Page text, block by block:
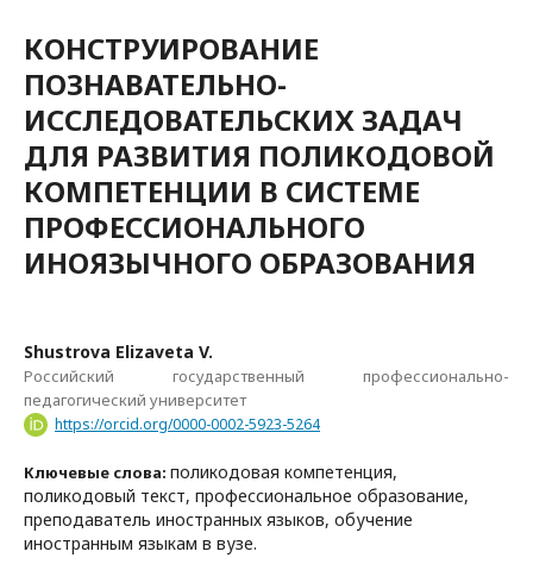
КОНСТРУИРОВАНИЕ
ПОЗНАВАТЕЛЬНО-
ИССЛЕДОВАТЕЛЬСКИХ ЗАДАЧ
ДЛЯ РАЗВИТИЯ ПОЛИКОДОВОЙ
КОМПЕТЕНЦИИ В СИСТЕМЕ
ПРОФЕССИОНАЛЬНОГО
ИНОЯЗЫЧНОГО ОБРАЗОВАНИЯ
Shustrova Elizaveta V.
Российский государственный профессионально-
педагогический университет
https://orcid.org/0000-0002-5923-5264
Ключевые слова: поликодовая компетенция,
поликодовый текст, профессиональное образование,
преподаватель иностранных языков, обучение
иностранным языкам в вузе.